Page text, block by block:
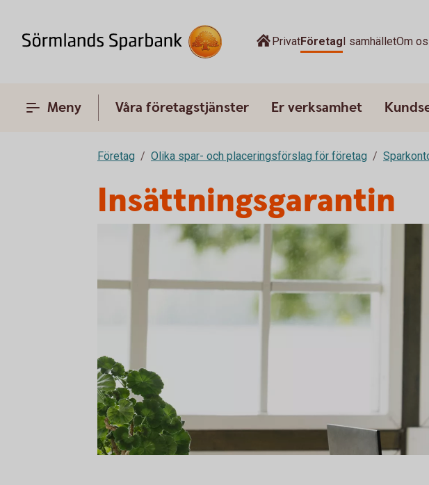
PrivatFöretagI samhälletOm
Meny Våra företagstjänster Er verksamhet
Företag Olika spar- och placeringsförslag för företag
Insättningsgarantin